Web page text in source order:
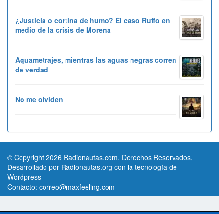
¿Justicia o cortina de humo? El caso Ruffo en
medio de la crisis de Morena
Aquametrajes, mientras las aguas negras corren
de verdad
No me olviden
© Copyright 2026 Radionautas.com. Derechos Reservados,
Desarrollado por Radionautas.org con la tecnología de
Wordpress
Contacto: correo@maxfeeling.com